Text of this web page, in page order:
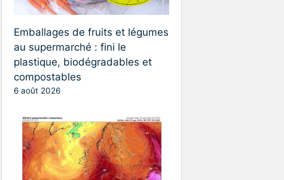
Emballages de fruits et légumes
au supermarché : fini le
plastique, biodégradables et
compostables
6 août 2026